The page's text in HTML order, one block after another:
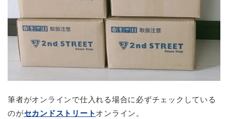
筆者がオンラインで仕入れる場合に必ずチェックしている
のがセカンドストリート オンライン。